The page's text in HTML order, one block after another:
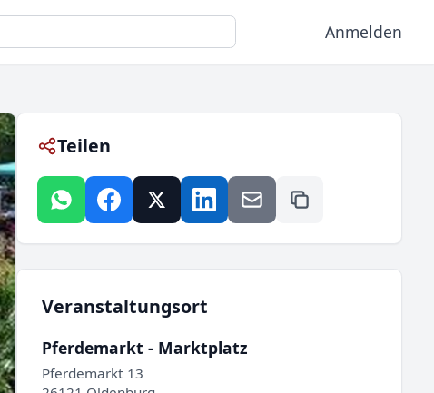
Anmelden
Teilen
Veranstaltungsort
Pferdemarkt - Marktplatz
Pferdemarkt 13